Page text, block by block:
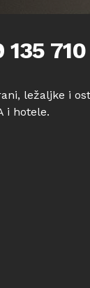
i eksterijer
710
ležaljke i
i hotele.